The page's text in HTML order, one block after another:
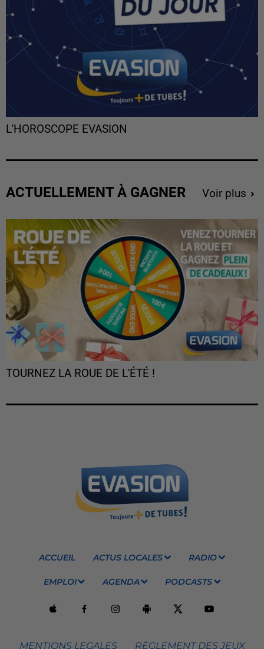
L'HOROSCOPE EVASION
ACTUELLEMENT À GAGNER Voir plus
TOURNEZ LA ROUE DE L'ÉTÉ !
ACCUEIL ACTUS LOCALES RADIO
EMPLOI AGENDA PODCASTS
MENTIONS LEGALES RÈGLEMENT DES JEUX